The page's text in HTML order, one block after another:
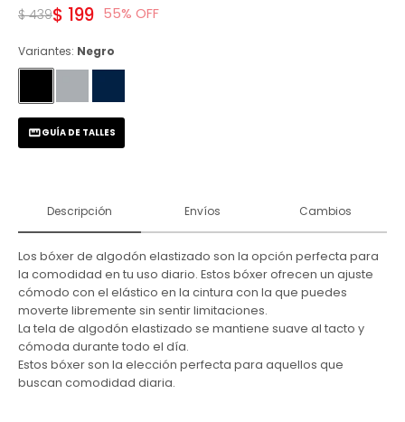
$ 199
$ 439 55
Variantes: Negro
GUÍA DE TALLES
Descripción Envíos Cambios
Los bóxer de algodón elastizado son la opción perfecta para
la comodidad en tu uso diario. Estos bóxer ofrecen un ajuste
cómodo con el elástico en la cintura con la que puedes
moverte libremente sin sentir limitaciones.
La tela de algodón elastizado se mantiene suave al tacto y
cómoda durante todo el día.
Estos bóxer son la elección perfecta para aquellos que
buscan comodidad diaria.